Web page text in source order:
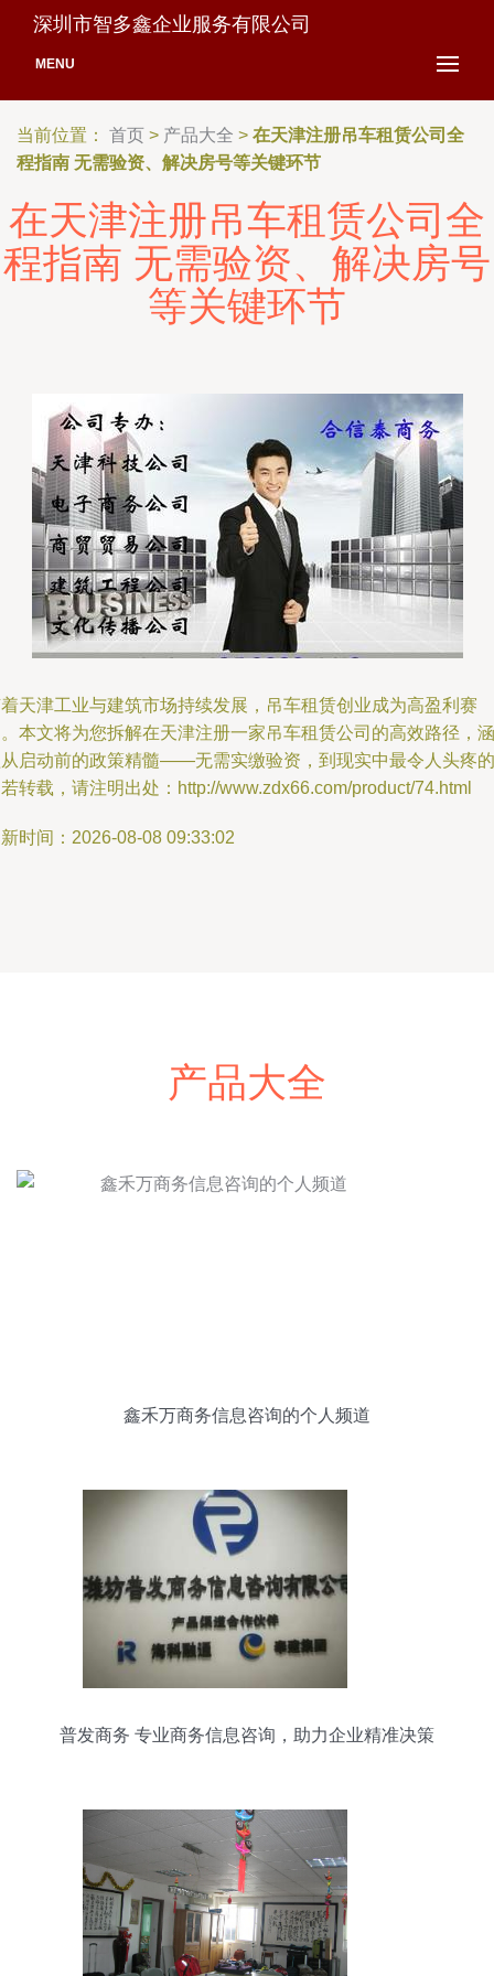
深圳市智多鑫企业服务有限公司
MENU
当前位置： 首页 > 产品大全 > 在天津注册吊车租赁公司全
程指南 无需验资、解决房号等关键环节
在天津注册吊车租赁公司全
程指南 无需验资、解决房号
等关键环节
天津工业与建筑市场持续发展，吊车租赁创业成为高盈利赛
本文将为您拆解在天津注册一家吊车租赁公司的高效路径，涵
启动前的政策精髓——无需实缴验资，到现实中最令人头疼的
转载，请注明出处：http://www.zdx66.com/product/74.html
时间：2026-08-08 09:33:02
产品大全
鑫禾万商务信息咨询的个人频道
普发商务 专业商务信息咨询，助力企业精准决策